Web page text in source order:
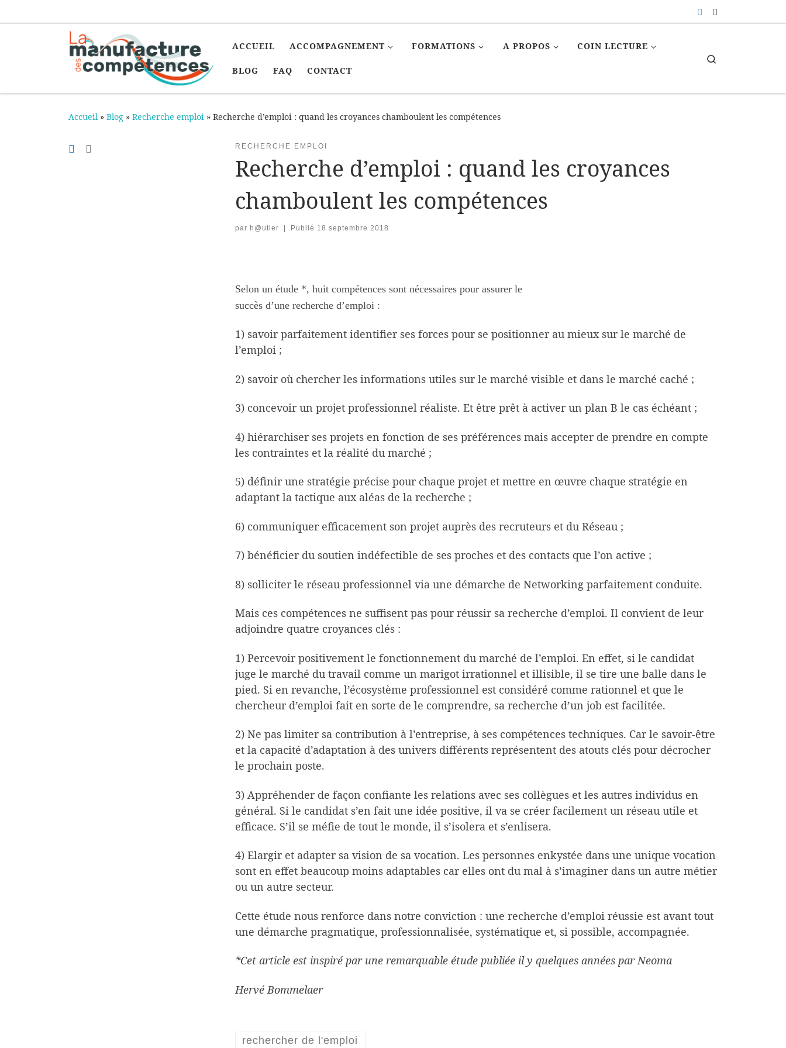
ACCUEIL ACCOMPAGNEMENT FORMATIONS A PROPOS COIN LECTURE
BLOG FAQ CONTACT
Accueil » Blog » Recherche emploi » Recherche d’emploi : quand les croyances chamboulent les compétences
RECHERCHE EMPLOI
Recherche d’emploi : quand les croyances
chamboulent les compétences
par h@utier Publié 18 septembre 2018
Selon un étude *, huit compétences sont nécessaires pour assurer le
succès d’une recherche d’emploi :
1) savoir parfaitement identifier ses forces pour se positionner au mieux sur le marché de
l’emploi ;
2) savoir où chercher les informations utiles sur le marché visible et dans le marché caché ;
3) concevoir un projet professionnel réaliste. Et être prêt à activer un plan B le cas échéant ;
4) hiérarchiser ses projets en fonction de ses préférences mais accepter de prendre en compte
les contraintes et la réalité du marché ;
5) définir une stratégie précise pour chaque projet et mettre en œuvre chaque stratégie en
adaptant la tactique aux aléas de la recherche ;
6) communiquer efficacement son projet auprès des recruteurs et du Réseau ;
7) bénéficier du soutien indéfectible de ses proches et des contacts que l’on active ;
8) solliciter le réseau professionnel via une démarche de Networking parfaitement conduite.
Mais ces compétences ne suffisent pas pour réussir sa recherche d’emploi. Il convient de leur
adjoindre quatre croyances clés :
1) Percevoir positivement le fonctionnement du marché de l’emploi. En effet, si le candidat
juge le marché du travail comme un marigot irrationnel et illisible, il se tire une balle dans le
pied. Si en revanche, l’écosystème professionnel est considéré comme rationnel et que le
chercheur d’emploi fait en sorte de le comprendre, sa recherche d’un job est facilitée.
2) Ne pas limiter sa contribution à l’entreprise, à ses compétences techniques. Car le savoir-être
et la capacité d’adaptation à des univers différents représentent des atouts clés pour décrocher
le prochain poste.
3) Appréhender de façon confiante les relations avec ses collègues et les autres individus en
général. Si le candidat s’en fait une idée positive, il va se créer facilement un réseau utile et
efficace. S’il se méfie de tout le monde, il s’isolera et s’enlisera.
4) Elargir et adapter sa vision de sa vocation. Les personnes enkystée dans une unique vocation
sont en effet beaucoup moins adaptables car elles ont du mal à s’imaginer dans un autre métier
ou un autre secteur.
Cette étude nous renforce dans notre conviction : une recherche d’emploi réussie est avant tout
une démarche pragmatique, professionnalisée, systématique et, si possible, accompagnée.
*Cet article est inspiré par une remarquable étude publiée il y quelques années par Neoma
Hervé Bommelaer
rechercher de l'emploi